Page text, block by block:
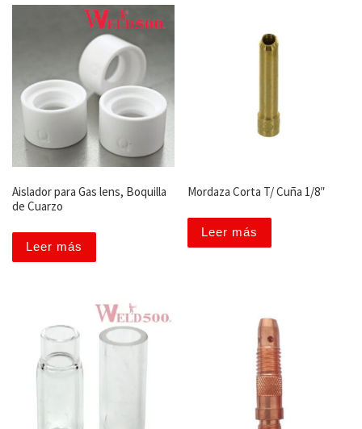
Aislador para Gas lens, Boquilla
de Cuarzo
Leer más
Mordaza Corta T/ Cuña 1/8″
Leer más